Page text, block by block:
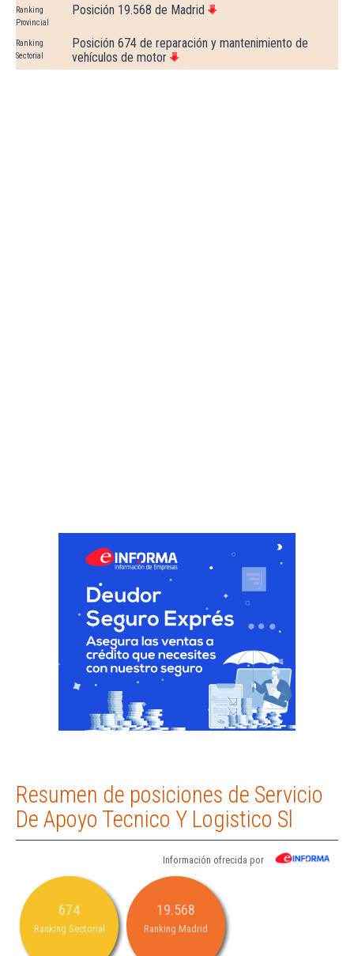
Ranking
Provincial
Posición 19.568 de Madrid
Ranking
Sectorial
Posición 674 de reparación y mantenimiento de
vehículos de motor
Resumen de posiciones de Servicio
De Apoyo Tecnico Y Logistico Sl
Información ofrecida por
674
Ranking Sectorial
19.568
Ranking Madrid